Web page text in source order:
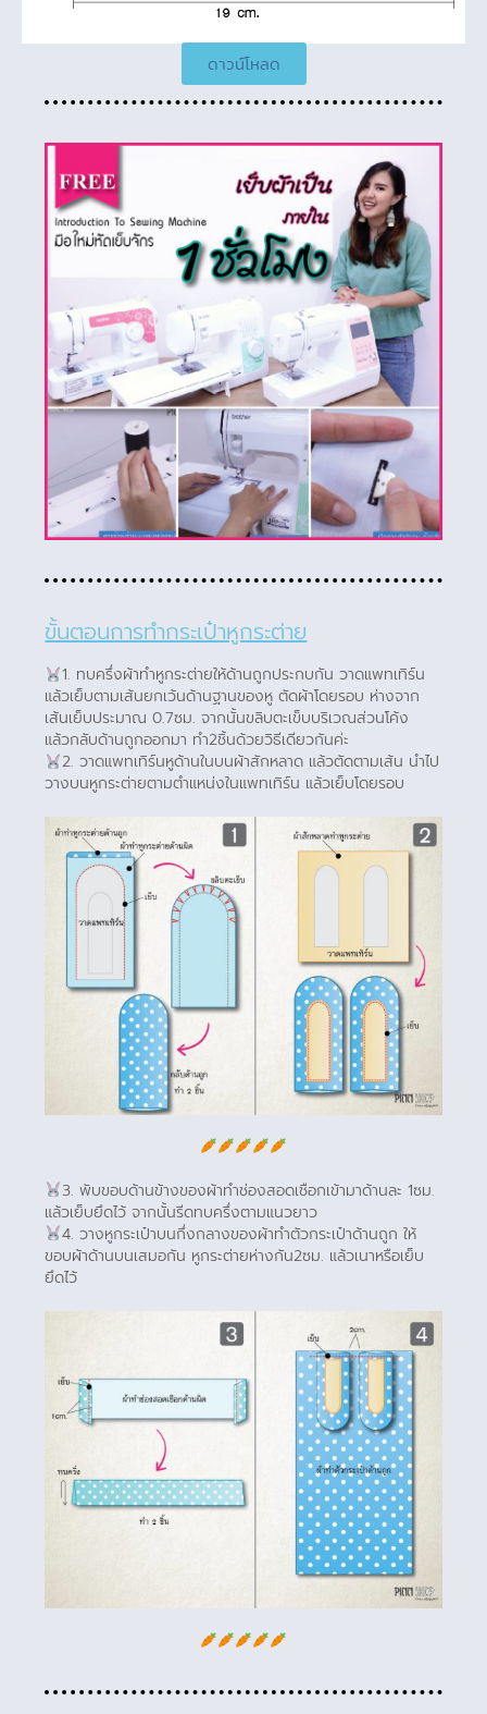
ดาวน์โหลด
ขั้นตอนการทำกระเป๋าหูกระต่าย
1. ทบครึ่งผ้าทำหูกระต่ายให้ด้านถูกประกบกัน วาดแพทเทิร์น
แล้วเย็บตามเส้นยกเว้นด้านฐานของหู ตัดผ้าโดยรอบ ห่างจาก
เส้นเย็บประมาณ 0.7ซม. จากนั้นขลิบตะเข็บบริเวณส่วนโค้ง
แล้วกลับด้านถูกออกมา ทำ2ชิ้นด้วยวิธีเดียวกันค่ะ
2. วาดแพทเทิร์นหูด้านในบนผ้าสักหลาด แล้วตัดตามเส้น นำไป
วางบนหูกระต่ายตามตำแหน่งในแพทเทิร์น แล้วเย็บโดยรอบ
3. พับขอบด้านข้างของผ้าทำช่องสอดเชือกเข้ามาด้านละ 1ซม.
แล้วเย็บยึดไว้ จากนั้นรีดทบครึ่งตามแนวยาว
4. วางหูกระเป๋าบนกึ่งกลางของผ้าทำตัวกระเป๋าด้านถูก ให้
ขอบผ้าด้านบนเสมอกัน หูกระต่ายห่างกัน2ซม. แล้วเนาหรือเย็บ
ยึดไว้